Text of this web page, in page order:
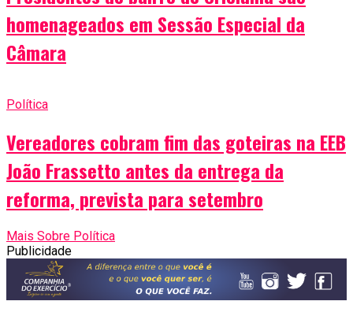
homenageados em Sessão Especial da
Câmara
Política
Vereadores cobram fim das goteiras na EEB
João Frassetto antes da entrega da
reforma, prevista para setembro
Mais Sobre Política
Publicidade